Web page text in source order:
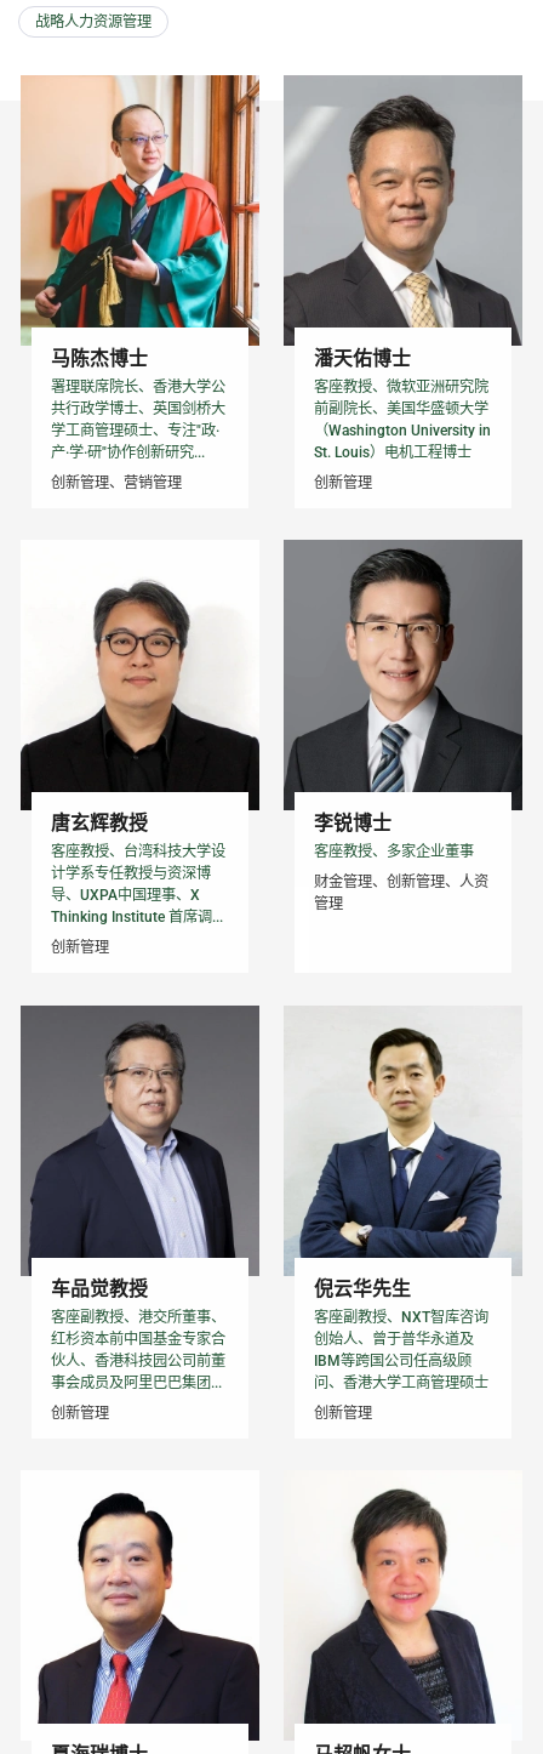
战略人力资源管理
马陈杰博士
署理联席院长、香港大学公
共行政学博士、英国剑桥大
学工商管理硕士、专注"政·
产·学·研"协作创新研究...
创新管理、营销管理
潘天佑博士
客座教授、微软亚洲研究院
前副院长、美国华盛顿大学
（Washington University in
St. Louis）电机工程博士
创新管理
唐玄辉教授
客座教授、台湾科技大学设
计学系专任教授与资深博
导、UXPA中国理事、X
Thinking Institute 首席调...
创新管理
李锐博士
客座教授、多家企业董事
财金管理、创新管理、人资
管理
车品觉教授
客座副教授、港交所董事、
红杉资本前中国基金专家合
伙人、香港科技园公司前董
事会成员及阿里巴巴集团...
创新管理
倪云华先生
客座副教授、NXT智库咨询
创始人、曾于普华永道及
IBM等跨国公司任高级顾
问、香港大学工商管理硕士
创新管理